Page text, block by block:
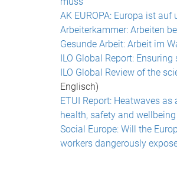
AK EUROPA: Europa ist
Arbeiterkammer: Arbeiten
Gesunde Arbeit: Arbeit im
ILO Global Report:
ILO Global Review of the
Englisch)
ETUI Report: Heatwaves
health, safety and
Social Europe: Will the
workers dangerously